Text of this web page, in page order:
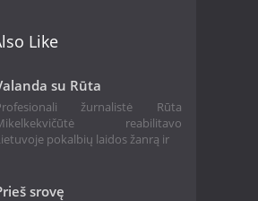
Like
su Rūta
žurnalistė Rūta
reabilitavo
pokalbių laidos žanrą ir
srovę